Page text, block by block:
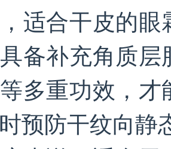
适合干皮的
备补充角质
多重功效，
预防干纹向静